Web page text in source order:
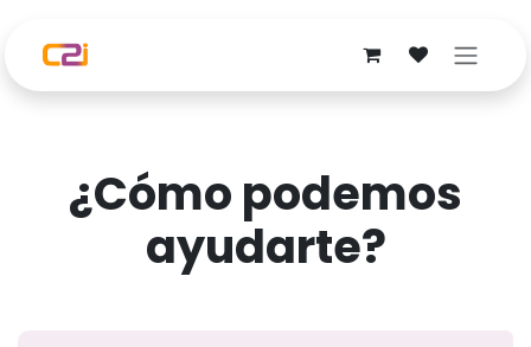
¿Cómo podemos
ayudarte?